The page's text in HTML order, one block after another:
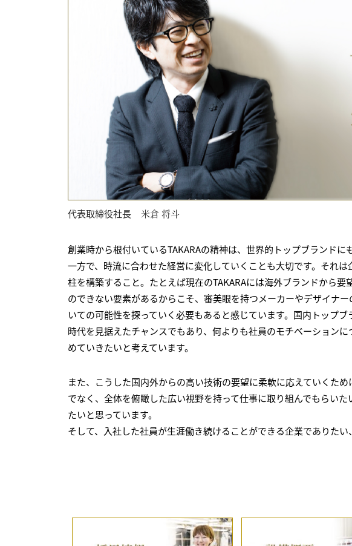
代表取締役社長 米倉 将斗
創業時から根付いているTAKARAの精神は、世界的トップブランド
一方で、時流に合わせた経営に変化していくことも大切です。それ
柱を構築すること。たとえば現在のTAKARAには海外ブランドから
のできない要素があるからこそ、審美眼を持つメーカーやデザイナ
いての可能性を探っていく必要もあると感じています。国内トップ
時代を見据えたチャンスでもあり、何よりも社員のモチベーション
めていきたいと考えています。
また、こうした国内外からの高い技術の要望に柔軟に応えていくた
でなく、全体を俯瞰した広い視野を持って仕事に取り組んでもらい
たいと思っています。
そして、入社した社員が生涯働き続けることができる企業でありたい